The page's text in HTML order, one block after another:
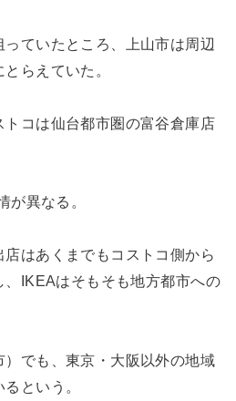
ていたところ、上山市は周辺
らえていた。
コは仙台都市圏の富谷倉庫店
が異なる。
はあくまでもコストコ側から
、IKEAはそもそも地方都市への
でも、東京・大阪以外の地域
という。